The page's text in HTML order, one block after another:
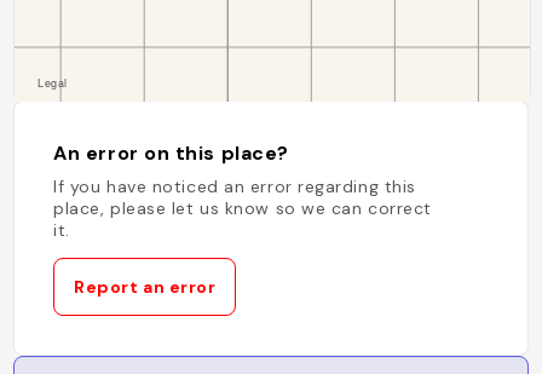
An error on this place?
If you have noticed an error regarding this
place, please let us know so we can correct
it.
Report an error